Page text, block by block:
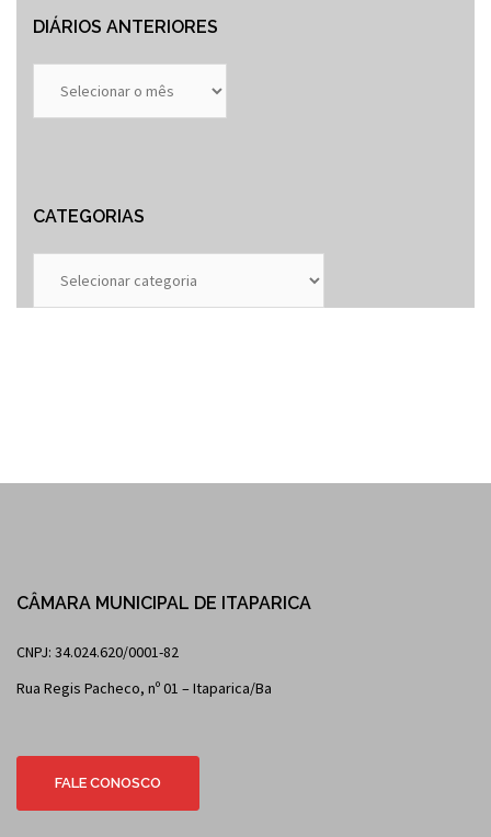
DIÁRIOS ANTERIORES
Anteriores
CATEGORIAS
CÂMARA MUNICIPAL DE ITAPARICA
CNPJ: 34.024.620/0001-82
Rua Regis Pacheco, nº 01 – Itaparica/Ba
FALE CONOSCO